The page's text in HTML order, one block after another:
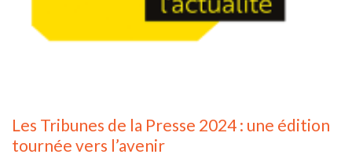
Les Tribunes de la Presse 2024 : une édition
tournée vers l’avenir